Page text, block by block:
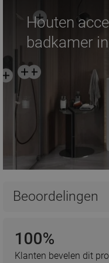
Houten
badkamer
Beoordelingen
100%
Klanten bevelen dit